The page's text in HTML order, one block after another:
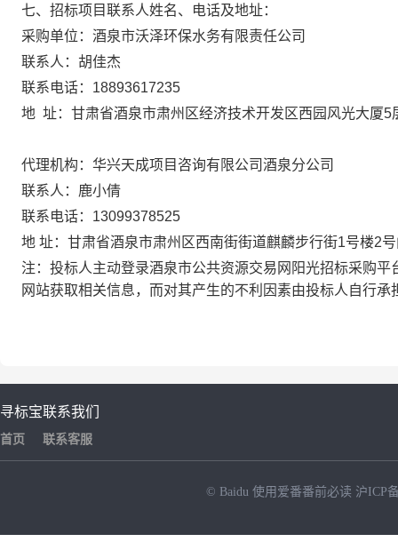
七、招标项目联系人姓名、电话及地址：
采购单位：酒泉市沃泽环保水务有限责任公司
联系人： 胡佳杰
联系电话： 18893617235
地 址：甘肃省酒泉市肃州区经济技术开发区西园风光大厦5
代理机构：华兴天成项目咨询有限公司酒泉分公司
联系人： 鹿小倩
联系电话： 13099378525
地 址：甘肃省酒泉市肃州区西南街街道麒麟步行街1号楼2
注：投标人主动登录酒泉市公共资源交易网阳光招标采购
网站获取相关信息，而对其产生的不利因素由投标人自行承
寻标宝
首页
联系我们
联系客服
© Baidu 使用爱番番前必读 沪ICP